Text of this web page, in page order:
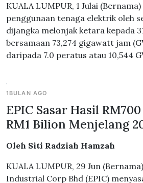
KUALA LUMPUR, 1 Julai
penggunaan tenaga elektrik oleh
dijangka melonjak ketara kepada
bersamaan 73,274 gigawatt jam
daripada 7.0 peratus atau 10,544
1BULAN AGO
EPIC Sasar Hasil
RM1 Bilion Menjelang
Oleh Siti Radziah Hamzah
KUALA LUMPUR, 29 Jun
Industrial Corp Bhd (EPIC)